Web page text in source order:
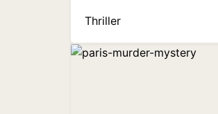
Thriller